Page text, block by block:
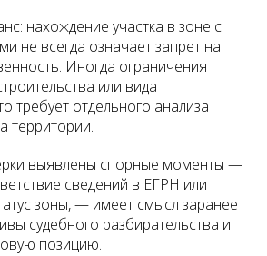
нахождение участка в зоне с
не всегда означает запрет на
Иногда ограничения
или вида
требует отдельного анализа
территории.
выявлены спорные моменты —
сведений в ЕГРН или
зоны, — имеет смысл заранее
судебного разбирательства и
позицию.